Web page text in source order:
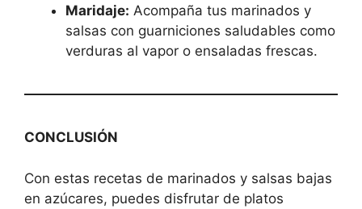
Maridaje: Acompaña tus marinados y
salsas con guarniciones saludables como
verduras al vapor o ensaladas frescas.
CONCLUSIÓN
Con estas recetas de marinados y salsas bajas
en azúcares, puedes disfrutar de platos